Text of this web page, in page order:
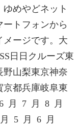
めやどネット
トフォンから
ージです。大
日クルーズ東
野山梨東京神奈
京都兵庫岐阜東
月 7 月 8 月
月 5 月 6 月